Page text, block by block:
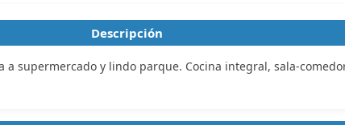
Descripción
supermercado y lindo parque. Cocina integral, sala-